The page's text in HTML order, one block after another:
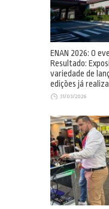
ENAN 2026: O
Resultado:
variedade de
edições já
31/03/2026